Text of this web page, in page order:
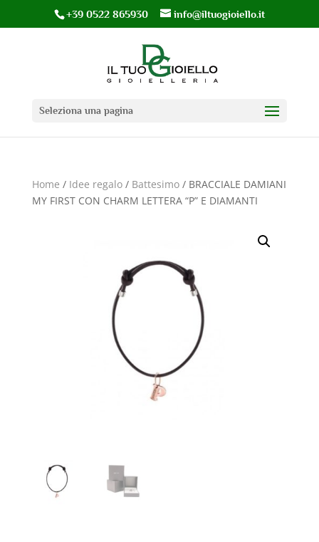
+39 0522 865930 info@iltuogioiello.it
Seleziona una pagina
Home / Idee regalo/ Battesimo/ BRACCIALE DAMIANI
MY FIRST CON CHARM LETTERA “P” E DIAMANTI